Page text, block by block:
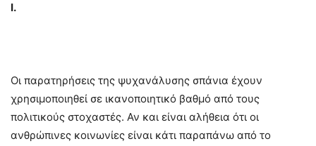
Ι.
Οι παρατηρήσεις της ψυχανάλυσης σπάνια έχουν
χρησιμοποιηθεί σε ικανοποιητικό βαθμό από τους
πολιτικούς στοχαστές. Αν και είναι αλήθεια ότι οι
ανθρώπινες κοινωνίες είναι κάτι παραπάνω από το